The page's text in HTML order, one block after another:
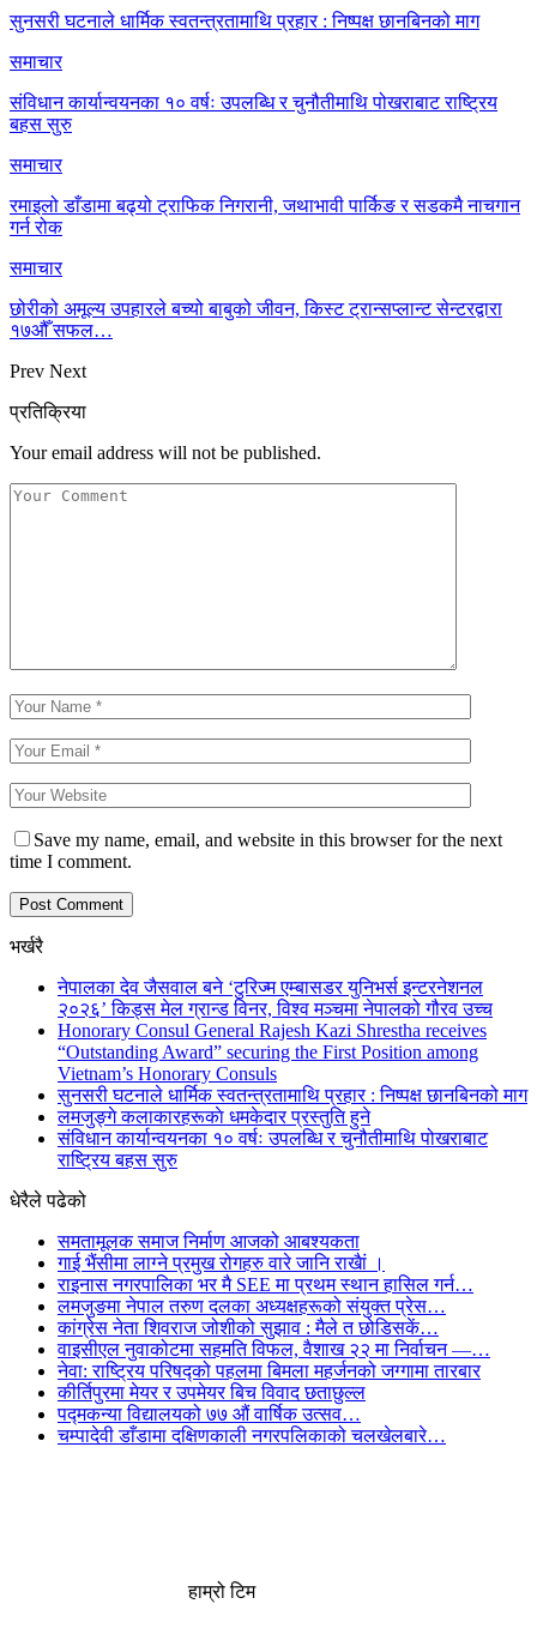
सुनसरी घटनाले धार्मिक स्वतन्त्रतामाथि प्रहार : निष्पक्ष छानबिनको माग
समाचार
संविधान कार्यान्वयनका १० वर्षः उपलब्धि र चुनौतीमाथि पोखराबाट राष्ट्रिय
बहस सुरु
समाचार
रमाइलो डाँडामा बढ्यो ट्राफिक निगरानी, जथाभावी पार्किङ र सडकमै नाचगान
गर्न रोक
समाचार
छोरीको अमूल्य उपहारले बच्यो बाबुको जीवन, किस्ट ट्रान्सप्लान्ट सेन्टरद्वारा
१७औँ सफल…
Prev Next
प्रतिक्रिया
Your email address will not be published.
Save my name, email, and website in this browser for the next
time I comment.
भर्खरै
नेपालका देव जैसवाल बने ‘टुरिज्म एम्बासडर युनिभर्स इन्टरनेशनल
२०२६’ किड्स मेल ग्रान्ड विनर, विश्व मञ्चमा नेपालको गौरव उच्च
Honorary Consul General Rajesh Kazi Shrestha receives
“Outstanding Award” securing the First Position among
Vietnam’s Honorary Consuls
सुनसरी घटनाले धार्मिक स्वतन्त्रतामाथि प्रहार : निष्पक्ष छानबिनको माग
लमजुङ्गे कलाकारहरूकाे धमकेदार प्रस्तुति हुने
संविधान कार्यान्वयनका १० वर्षः उपलब्धि र चुनौतीमाथि पोखराबाट
राष्ट्रिय बहस सुरु
धेरैले पढेको
समतामूलक समाज निर्माण आजको आबश्यकता
गाई भैंसीमा लाग्ने प्रमुख रोगहरु वारे जानि राखैां ।
राइनास नगरपालिका भर मै SEE मा प्रथम स्थान हासिल गर्न…
लमजुङमा नेपाल तरुण दलका अध्यक्षहरूको संयुक्त प्रेस…
कांग्रेस नेता शिवराज जोशीको सुझाव : मैले त छोडिसकें…
वाइसीएल नुवाकोटमा सहमति विफल, वैशाख २२ मा निर्वाचन —…
नेवा: राष्ट्रिय परिषद्को पहलमा बिमला महर्जनको जग्गामा तारबार
कीर्तिपुरमा मेयर र उपमेयर बिच विवाद छताछुल्ल
पद्मकन्या विद्यालयको ७७ औं ‌‌वार्षिक ‌उत्सव…
चम्पादेवी डाँडामा दक्षिणकाली नगरपलिकाको चलखेलबारे…
हाम्रो टिम